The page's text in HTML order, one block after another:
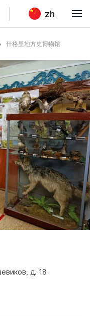
zh
什格里地方史博物馆
д. 18